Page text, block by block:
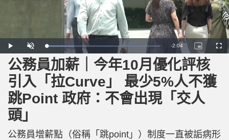
P
l
a
y
U
n
m
u
t
L
o
a
e
d
:
2
4
7
R
e
m
a
-2:04
P
i
c
t
u
r
e
-
n
-
P
r
e
F
u
公務員加薪｜今年10月優化評核
引入「拉Curve」 最少5%人不獲
跳Point 政府：不會出現「交人
頭」
公務員增薪點（俗稱「跳point」）制度一直被詬病形